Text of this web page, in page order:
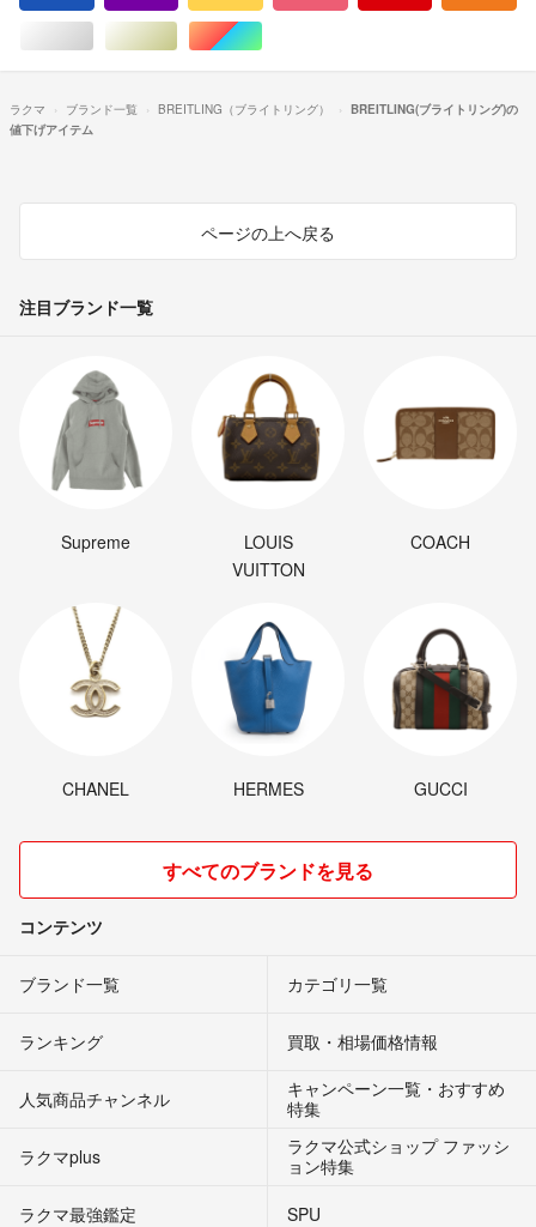
シルバー/銀色系ゴールド/金色系マルチカラー
ラクマ ブランド一覧 BREITLING（ブライトリング）
BREITLING(ブライトリング)の
値下げアイテム
ページの上へ戻る
注目ブランド一覧
Supreme
LOUIS
VUITTON
COACH
CHANEL HERMES GUCCI
すべてのブランドを見る
コンテンツ
ブランド一覧 カテゴリ一覧
ランキング 買取・相場価格情報
人気商品チャンネル
キャンペーン一覧・おすすめ
特集
ラクマplus
ラクマ公式ショップ ファッシ
ョン特集
ラクマ最強鑑定
SPU